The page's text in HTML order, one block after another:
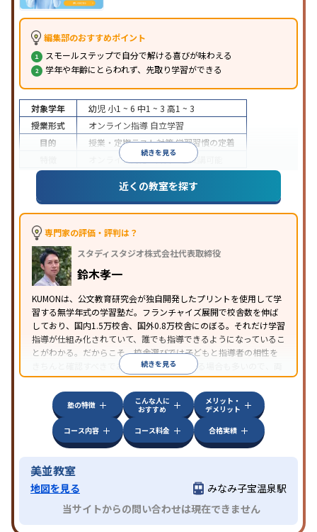
編集部のおすすめポイント
スモールステップで自分で解ける喜びが味わえる
学年や年齢にとらわれず、先取り学習ができる
続きを見る
対象学年 幼児 小1 ~ 6 中1 ~ 3 高1 ~ 3
授業形式
オンライン指導 自立学習
目的
授業・定期テスト対策学習習慣の定着
オンライン対応1科目から受講可能
近くの教室を探す
専門家の評価・評判は？
スタディスタジオ株式会社代表取締役
鈴木孝一
KUMONは、公文教育研究会が独自開発したプリントを使用して学
習する無学年式の学習塾だ。フランチャイズ展開で校舎数を伸ば
しており、国内1.5万校舎、国外0.8万校舎にのぼる。それだけ学習
指導が仕組み化されていて、誰でも指導できるようになっているこ
とがわかる。だからこそ、校舎選びでは子どもと指導者の相性を
きちんと確認すべきである。近所に2校舎ある場合も多いので、両
方見学してみることをオススメする。
続きを見る
塾の特徴
こんな人に
おすすめ
メリット・
デメリット
コース内容
コース料金 合格実績
美並教室
地図を見る
みなみ子宝温泉駅
当サイトからの問い合わせは現在できません